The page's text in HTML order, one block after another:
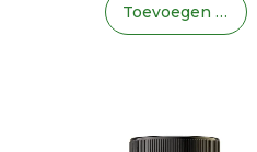
Toevoegen Aan Winkelwagen